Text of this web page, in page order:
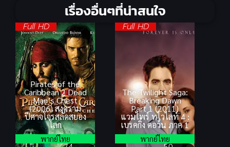
เรื่องอื่นๆที่น่าสนใจ
Full HD
Pirates of the
Caribbean 2 Dead
Man’s Chest
(2006) สงคราม
ปีศาจโจรสลัดสยอง
โลก
พากย์ไทย
Full HD
The Twilight Saga:
Breaking Dawn
Part 1 (2011)
แวมไพร์ ทไวไลท์ 4 :
เบรคกิ้ง ดอว์น ภาค 1
พากย์ไทย